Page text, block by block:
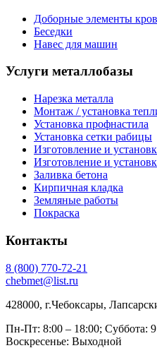
Доборные элементы
Беседки
Навес для машин
Услуги металлобазы
Нарезка металла
Монтаж / установка
Установка профнастила
Установка сетки рабицы
Изготовление и
Изготовление и
Заливка бетона
Кирпичная кладка
Земляные работы
Покраска
Контакты
8 (800) 770-72-21
chebmet@list.ru
428000, г.Чебоксары,
Пн-Пт: 8:00 – 18:00; Суббота:
Воскресенье: Выходной